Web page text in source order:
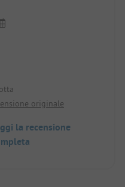
originale
la recensione